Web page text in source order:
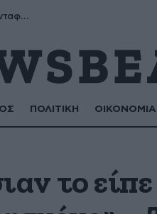
Μύρων, Τριαντάφυλλος, Τριανταφυλλιά, Φυλλιώ, Ρόζα
ΠΟΛΙΤΙΚΗ ΟΙΚΟΝΟΜΙΑ
το είπε